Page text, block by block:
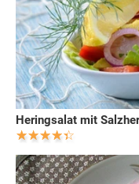
Heringsalat mit